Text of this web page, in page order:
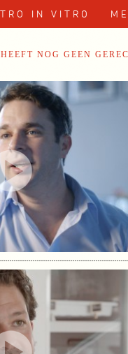
IN VITRO
NOG GEEN